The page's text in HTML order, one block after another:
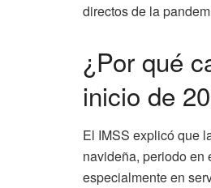
directos de la
¿Por qué
inicio de
El IMSS explicó que
navideña, periodo en
especialmente en